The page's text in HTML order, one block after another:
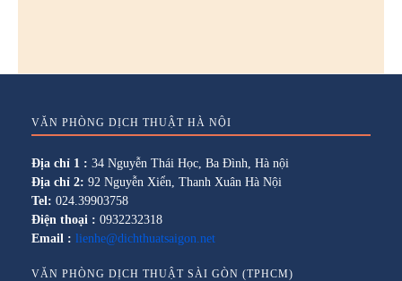
VĂN PHÒNG DỊCH THUẬT HÀ NỘI
Địa chỉ 1 : 34 Nguyễn Thái Học, Ba Đình, Hà nội
Địa chỉ 2: 92 Nguyễn Xiển, Thanh Xuân Hà Nội
Tel: 024.39903758
Điện thoại : 0932232318
Email : lienhe@dichthuatsaigon.net
VĂN PHÒNG DỊCH THUẬT SÀI GÒN (TPHCM)